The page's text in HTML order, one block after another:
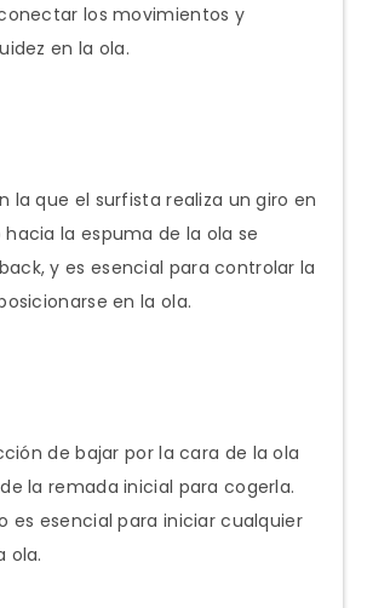
los movimientos y
en la ola.
la que el surfista realiza un giro en
la espuma de la ola se
y es esencial para controlar la
en la ola.
de bajar por la cara de la ola
la remada inicial para cogerla.
es esencial para iniciar cualquier
ola.